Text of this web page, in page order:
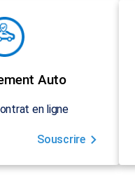
Auto
en ligne
Souscrire